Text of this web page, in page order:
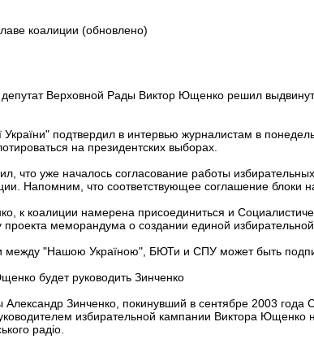
коалиции (обновлено)
Верховной Рады Виктор Ющенко решил
подтвердил в интервью журналистам в
на президентских выборах.
что уже началось согласование работы
Напомним, что соответствующее соглашение блоки
к коалиции намерена присоединиться и
меморандума о создании единой избирательной
между "Нашою Україною", БЮТи и СПУ может быть
будет руководить Зинченко
Зинченко, покинувший в сентябре 2003
избирательной кампании Виктора
радіо.